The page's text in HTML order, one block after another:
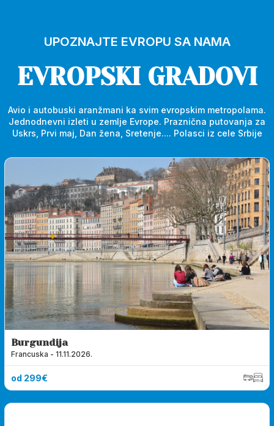
UPOZNAJTE EVROPU SA NAMA
EVROPSKI GRADOVI
Avio i autobuski aranžmani ka svim evropskim metropolama.
Jednodnevni izleti u zemlje Evrope. Praznična putovanja za
Uskrs, Prvi maj, Dan žena, Sretenje.... Polasci iz cele Srbije
Burgundija
Francuska - 11.11.2026.
od 299€